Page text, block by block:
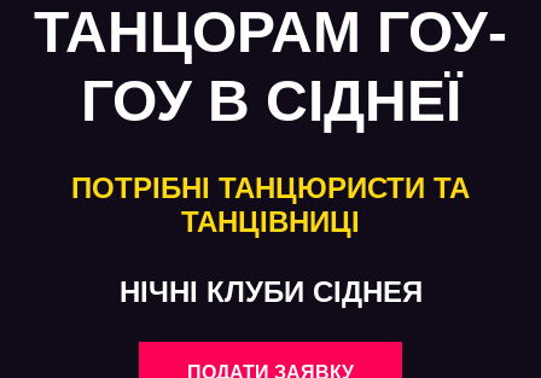
ТАНЦОРАМ ГОУ-
ГОУ В СІДНЕЇ
ПОТРІБНІ ТАНЦЮРИСТИ ТА
ТАНЦІВНИЦІ
НІЧНІ КЛУБИ СІДНЕЯ
ПОДАТИ ЗАЯВКУ